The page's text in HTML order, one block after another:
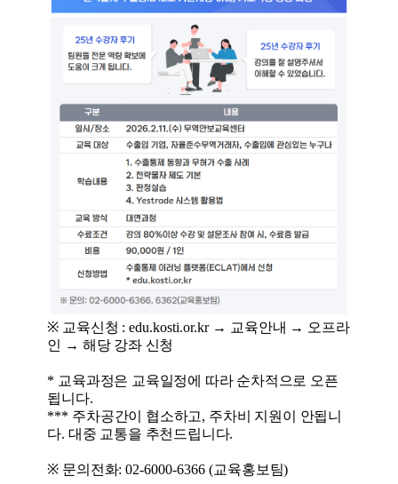
※ 교육신청 : edu.kosti.or.kr → 교육안내 → 오프라
인 → 해당 강좌 신청
* 교육과정은 교육일정에 따라 순차적으로 오픈
됩니다.
*** 주차공간이 협소하고, 주차비 지원이 안됩니
다.대중 교통을 추천드립니다.
※ 문의전화: 02-6000-6366 (교육홍보팀)